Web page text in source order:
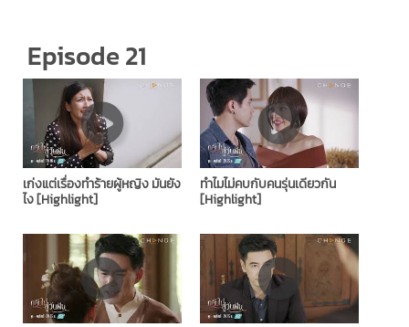
Episode 21
เก่งแต่เรื่องทำร้ายผู้หญิง มันยัง
ไง [Highlight]
ทำไมไม่คบกับคนรุ่นเดียวกัน
[Highlight]